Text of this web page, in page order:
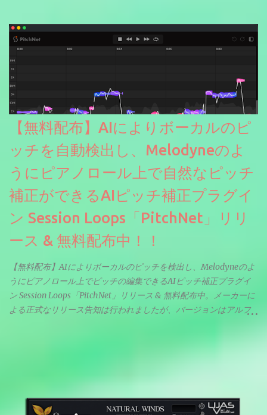
【無料配布】AIによりボーカルのピ
ッチを自動検出し、Melodyneのよ
うにピアノロール上で自然なピッチ
補正ができるAIピッチ補正プラグイ
ン Session Loops「PitchNet」リリ
ース & 無料配布中！！
【無料配布】AIによりボーカルのピッチを検出し、Melodyneのよ
うにピアノロール上でピッチの編集できるAIピッチ補正プラグイ
ン Session Loops「PitchNet」リリース & 無料配布中。メーカーに
よる正式なリリース告知は行われましたが、バージョンはアルフ
のあるDrumNetのメーカーです。調べたところによるとオープン
ソースを元に設計・改良した製品のようです。